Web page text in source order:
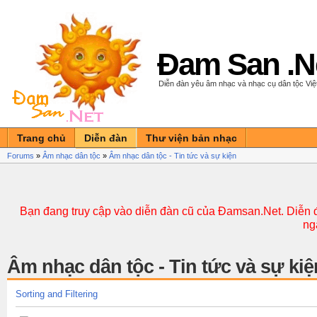
Đam San
Diễn đàn yêu âm nhạc và nhạc cụ dân tộc
Trang chủ Diễn đàn Thư viện bản nhạc
Forums » Âm nhạc dân tộc » Âm nhạc dân tộc - Tin tức và sự kiện
Bạn đang truy cập vào diễn đàn cũ của Đamsan.Net.
Âm nhạc dân tộc - Tin tức và sự
Sorting and Filtering